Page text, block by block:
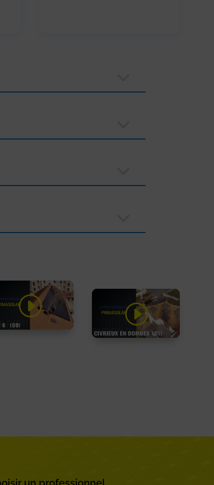
Cliquez sur
« J’accepte » pour
activer Youtube
de cookies
J’accepte
Cliquez sur
« J’accepte » pour
activer Youtube
Politique de cookies
J’accepte